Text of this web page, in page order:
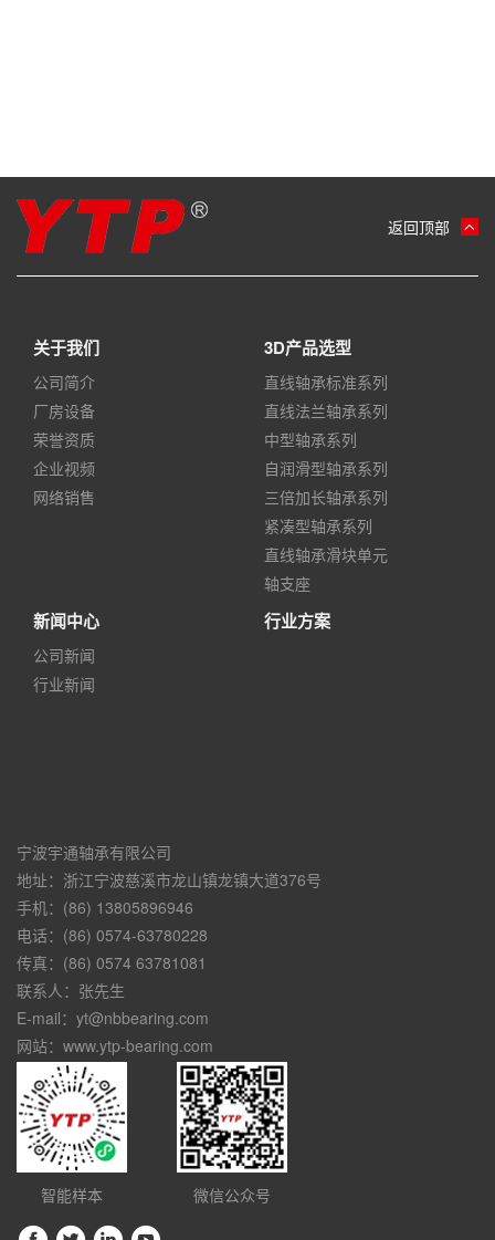
返回顶部
关于我们
公司简介
厂房设备
荣誉资质
企业视频
网络销售
3D产品选型
直线轴承标准系列
直线法兰轴承系列
中型轴承系列
自润滑型轴承系列
三倍加长轴承系列
紧凑型轴承系列
直线轴承滑块单元
轴支座
新闻中心
公司新闻
行业新闻
行业方案
宁波宇通轴承有限公司
地址：浙江宁波慈溪市龙山镇龙镇大道376号
手机：(86) 13805896946
电话：(86) 0574-63780228
传真：(86) 0574 63781081
联系人：张先生
E-mail：yt@nbbearing.com
网站：www.ytp-bearing.com
智能样本 微信公众号